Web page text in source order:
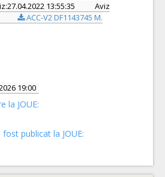
13:55:35
Aviz
ACC-V2 DF1143745 M.
19:00
la JOUE:
publicat la JOUE: